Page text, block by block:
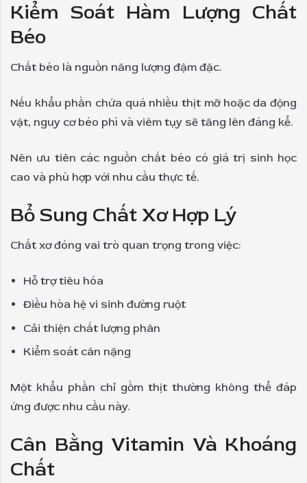
Kiểm Soát Hàm Lượng Chất
Béo
Chất béo là nguồn năng lượng đậm đặc.
Nếu khẩu phần chứa quá nhiều thịt mỡ hoặc da động
vật, nguy cơ béo phì và viêm tụy sẽ tăng lên đáng kể.
Nên ưu tiên các nguồn chất béo có giá trị sinh học
cao và phù hợp với nhu cầu thực tế.
Bổ Sung Chất Xơ Hợp Lý
Chất xơ đóng vai trò quan trọng trong việc:
Hỗ trợ tiêu hóa
Điều hòa hệ vi sinh đường ruột
Cải thiện chất lượng phân
Kiểm soát cân nặng
Một khẩu phần chỉ gồm thịt thường không thể đáp
ứng được nhu cầu này.
Cân Bằng Vitamin Và Khoáng
Chất